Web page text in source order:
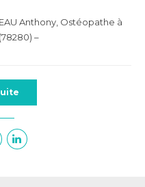
Anthony, Ostéopathe à
–